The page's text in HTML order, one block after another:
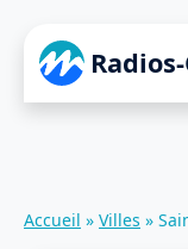
Accueil » Villes »